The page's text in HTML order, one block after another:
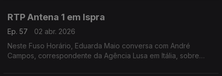
RTP Antena 1 em Ispra
Ep. 57
02 abr. 2026
Neste Fuso Horário, Eduarda Maio conversa com André
Campos, correspondente da Agência Lusa em Itália, sobre